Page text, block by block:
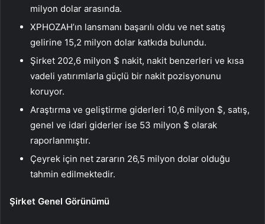
milyon dolar arasında.
XPHOZAH’ın lansmanı başarılı oldu ve net satış
gelirine 15,2 milyon dolar katkıda bulundu.
Şirket 202,6 milyon $ nakit, nakit benzerleri ve kısa
vadeli yatırımlarla güçlü bir nakit pozisyonunu
koruyor.
Araştırma ve geliştirme giderleri 10,6 milyon $, satış,
genel ve idari giderler ise 53 milyon $ olarak
raporlanmıştır.
Çeyrek için net zararın 26,5 milyon dolar olduğu
tahmin edilmektedir.
Şirket Genel Görünümü